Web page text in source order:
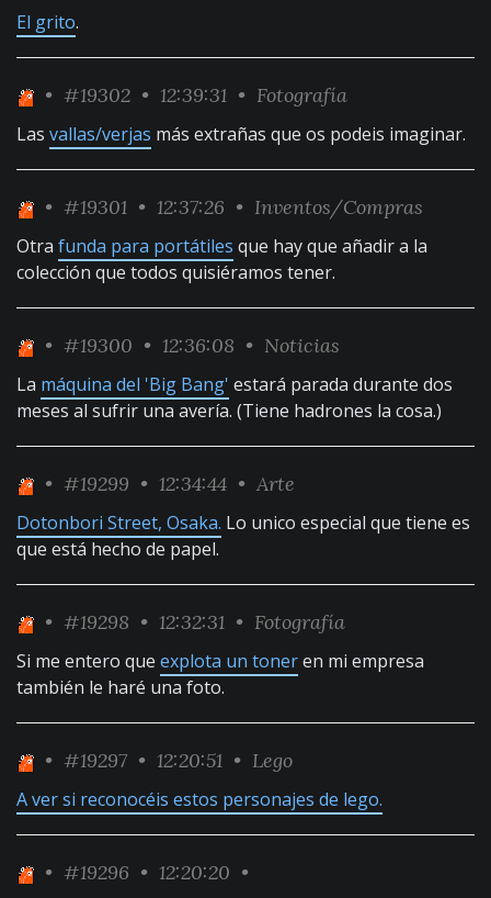
El grito.
• #19302 • 12:39:31 • Fotografía
Las vallas/verjas más extrañas que os podeis imaginar.
• #19301 • 12:37:26 • Inventos/Compras
Otra funda para portátiles que hay que añadir a la
colección que todos quisiéramos tener.
• #19300 • 12:36:08 • Noticias
La máquina del 'Big Bang' estará parada durante dos
meses al sufrir una avería. (Tiene hadrones la cosa.)
• #19299 • 12:34:44 • Arte
Dotonbori Street, Osaka. Lo unico especial que tiene es
que está hecho de papel.
• #19298 • 12:32:31 • Fotografía
Si me entero que explota un toneren mi empresa
también le haré una foto.
• #19297 • 12:20:51 • Lego
A ver si reconocéis estos personajes de lego.
• #19296 • 12:20:20 •